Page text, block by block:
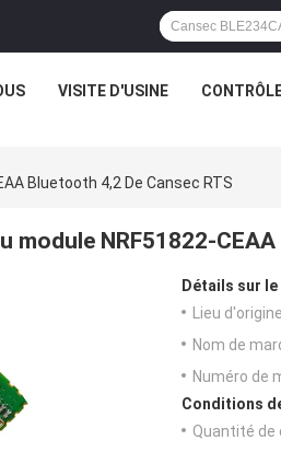
VISITE D'USINE
Bluetooth 4,2 De Cansec RTS
module NRF51822-
Détails sur
Lieu
Nom de
Numéro de
Conditions
Quantité de